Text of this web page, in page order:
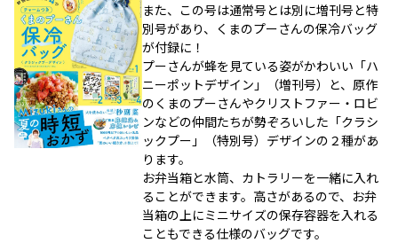
また、この号は通常号とは別に増刊号と特
別号があり、くまのプーさんの保冷バッグ
が付録に！
プーさんが蜂を見ている姿がかわいい「ハ
ニーポットデザイン」（増刊号）と、原作
のくまのプーさんやクリストファー・ロビ
ンなどの仲間たちが勢ぞろいした「クラシ
ックプー」（特別号）デザインの２種があ
ります。
お弁当箱と水筒、カトラリーを一緒に入れ
ることができます。高さがあるので、お弁
当箱の上にミニサイズの保存容器を入れる
こともできる仕様のバッグです。